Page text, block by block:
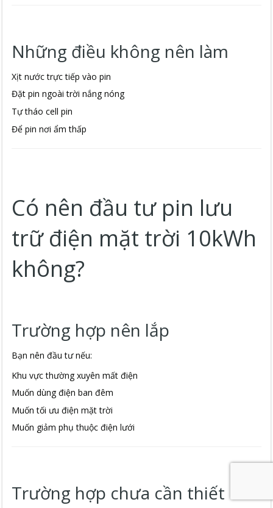
Những điều không nên làm
Xịt nước trực tiếp vào pin
Đặt pin ngoài trời nắng nóng
Tự tháo cell pin
Để pin nơi ẩm thấp
Có nên đầu tư pin lưu
trữ điện mặt trời 10kWh
không?
Trường hợp nên lắp
Bạn nên đầu tư nếu:
Khu vực thường xuyên mất điện
Muốn dùng điện ban đêm
Muốn tối ưu điện mặt trời
Muốn giảm phụ thuộc điện lưới
Trường hợp chưa cần thiết